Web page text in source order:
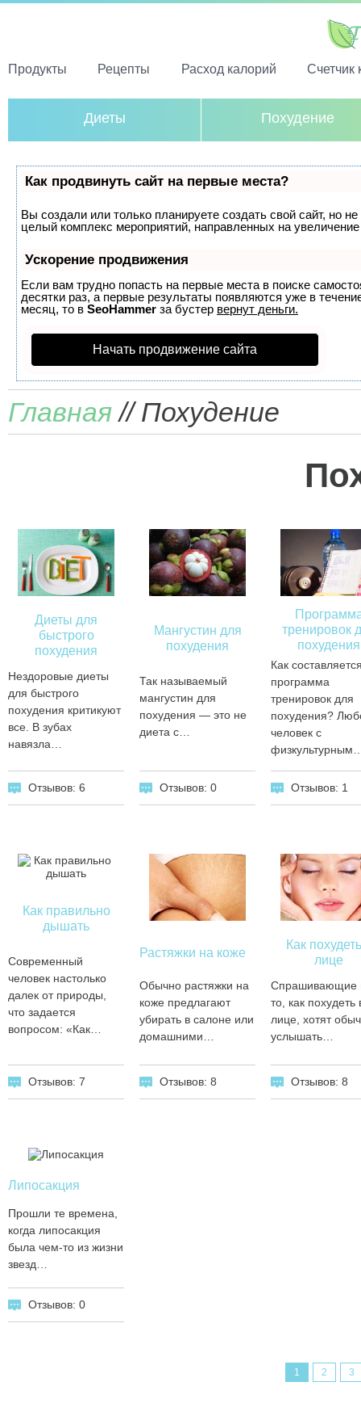
Продукты Рецепты Расход калорий Счетчик
Диеты Похудение
Как продвинуть сайт на первые места?
Вы создали или только планируете создать свой сайт, но
целый комплекс мероприятий, направленных на
Ускорение продвижения
Если вам трудно попасть на первые места в поиске
десятки раз, а первые результаты появляются уже в
месяц, то в SeoHammer за бустер вернут деньги.
Начать продвижение сайта
Главная// Похудение
Диеты для
быстрого
похудения
Нездоровые диеты
для быстрого
похудения критикуют
все. В зубах
навязла…
Отзывов: 6
Мангустин для
похудения
Так называемый
мангустин для
похудения — это не
диета с…
Отзывов: 0
тренировок
похудения
Как
программа
тренировок для
похудения?
человек с
Отзывов: 1
Как правильно
дышать
Современный
человек настолько
далек от природы,
что задается
вопросом: «Как…
Отзывов: 7
Растяжки на коже
Обычно растяжки на
коже предлагают
убирать в салоне или
домашними…
Отзывов: 8
Как
лице
Спрашивающие
то, как похудеть
лице, хотят
услышать…
Отзывов: 8
Липосакция
Прошли те времена,
когда липосакция
была чем-то из жизни
звезд…
Отзывов: 0
1 2 3